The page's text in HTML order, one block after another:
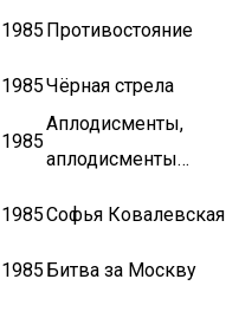
1985 Противостояние
1985Чёрная стрела
1985
Аплодисменты,
аплодисменты…
1985Софья Ковалевская
1985 Битва за Москву